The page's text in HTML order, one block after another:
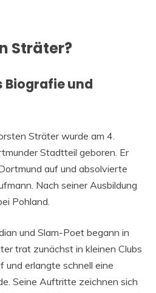
Sträter?
Biografie und
Sträter wurde am 4.
Stadtteil geboren. Er
auf und absolvierte
Nach seiner Ausbildung
Pohland.
und Slam-Poet begann in
trat zunächst in kleinen Clubs
und erlangte schnell eine
Seine Auftritte zeichnen sich